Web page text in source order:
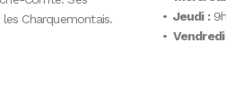
Charquemontais.
• Jeudi :
• Vendredi